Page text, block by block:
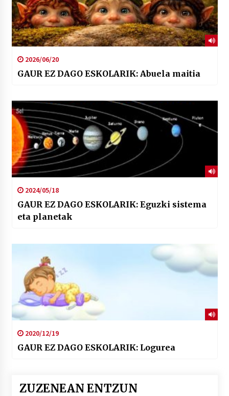
2026/06/20
GAUR EZ DAGO ESKOLARIK: Abuela maitia
2024/05/18
GAUR EZ DAGO ESKOLARIK: Eguzki sistema
eta planetak
2020/12/19
GAUR EZ DAGO ESKOLARIK: Logurea
ZUZENEAN ENTZUN